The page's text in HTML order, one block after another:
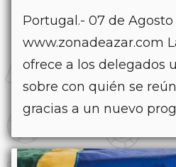
Portugal.- 07 de
www.zonadeazar.com
ofrece a los delegados
sobre con quién se
gracias a un nuevo